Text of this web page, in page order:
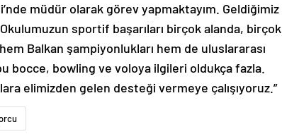
müdür olarak görev yapmaktayım. Geldiğimiz
sportif başarıları birçok alanda, birçok
Balkan şampiyonlukları hem de uluslararası
bocce, bowling ve voloya ilgileri oldukça fazla.
elimizden gelen desteği vermeye çalışıyoruz.”